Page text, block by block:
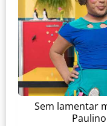
Sem lamentar